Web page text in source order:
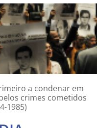
a condenar em
crimes cometidos
1985)